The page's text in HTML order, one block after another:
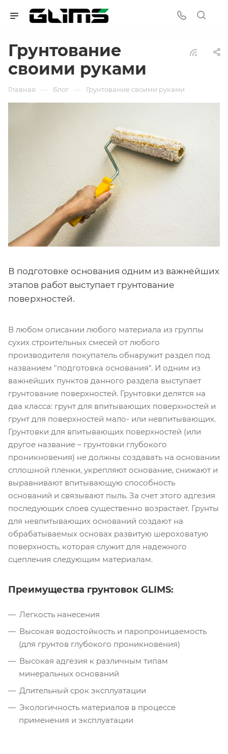
Грунтование
своими руками
Главная — Блог — Грунтование своими руками
В подготовке основания одним из важнейших
этапов работ выступает грунтование
поверхностей.
В любом описании любого материала из группы
сухих строительных смесей от любого
производителя покупатель обнаружит раздел под
названием "подготовка основания". И одним из
важнейших пунктов данного раздела выступает
грунтование поверхностей. Грунтовки делятся на
два класса: грунт для впитывающих поверхностей и
грунт для поверхностей мало- или невпитывающих.
Грунтовки для впитывающих поверхностей (или
другое название – грунтовки глубокого
проникновения) не должны создавать на основании
сплошной пленки, укрепляют основание, снижают и
выравнивают впитывающую способность
оснований и связывают пыль. За счет этого адгезия
последующих слоев существенно возрастает. Грунты
для невпитывающих оснований создают на
обрабатываемых основах развитую шероховатую
поверхность, которая служит для надежного
сцепления следующим материалам.
Преимущества грунтовок GLIMS:
Легкость нанесения
Высокая водостойкость и паропроницаемость
(для грунтов глубокого проникновения)
Высокая адгезия к различным типам
минеральных оснований
Длительный срок эксплуатации
Экологичность материалов в процессе
применения и эксплуатации